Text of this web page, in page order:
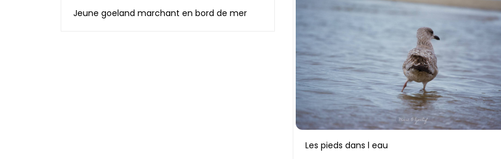
Jeune goeland marchant en bord de mer
Les pieds dans l eau